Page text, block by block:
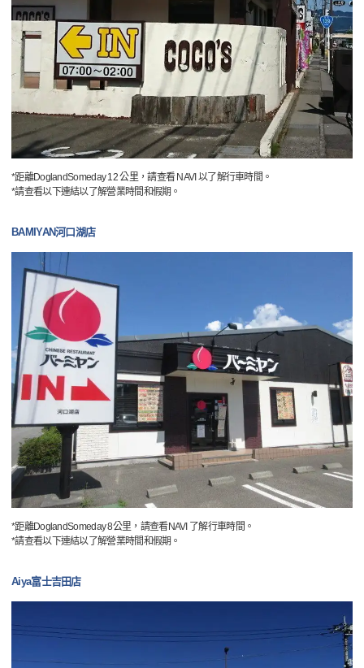
*距離DoglandSomeday 12 公里，請查看 NAVI 以了解行車時間。
*請查看以下連結以了解營業時間和假期。
BAMIYAN河口湖店
*距離DoglandSomeday 8公里，請查看NAVI 了解行車時間。
*請查看以下連結以了解營業時間和假期。
Aiya富士吉田店